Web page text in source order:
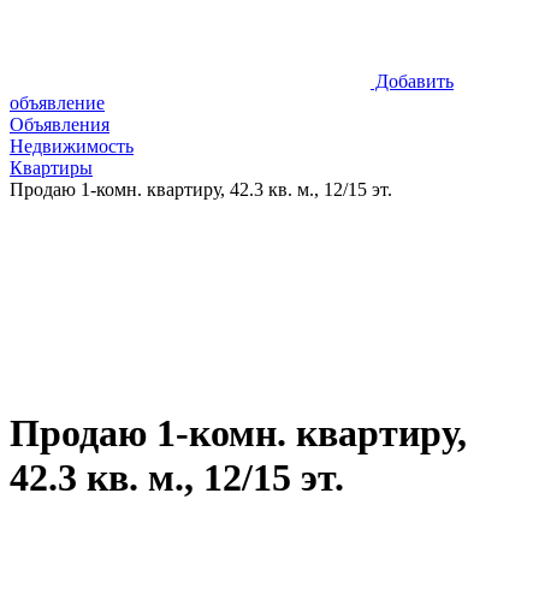
Добавить
объявление
Объявления
Недвижимость
Квартиры
Продаю 1-комн. квартиру, 42.3 кв. м., 12/15 эт.
Продаю 1-комн. квартиру,
42.3 кв. м., 12/15 эт.